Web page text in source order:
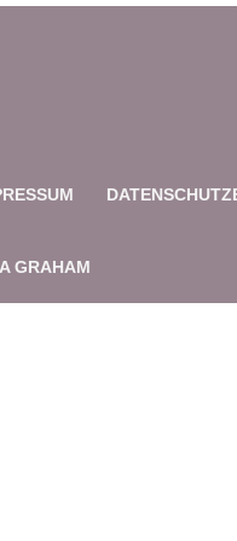
GRAHAM